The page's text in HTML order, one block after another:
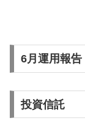
6月運用報告
投資信託